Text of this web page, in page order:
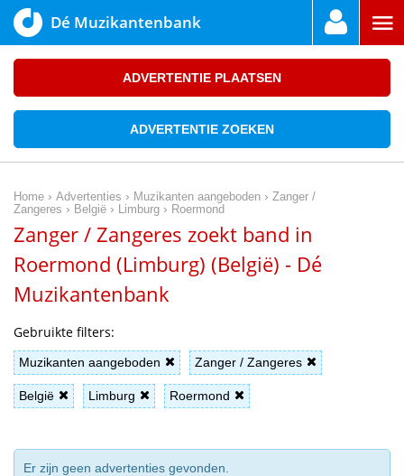
Dé Muzikantenbank
ADVERTENTIE PLAATSEN
ADVERTENTIE ZOEKEN
Home › Advertenties › Muzikanten aangeboden › Zanger /
Zangeres › België › Limburg › Roermond
Zanger / Zangeres zoekt band in
Roermond (Limburg) (België) - Dé
Muzikantenbank
Gebruikte filters:
Muzikanten aangeboden Zanger / Zangeres
België Limburg Roermond
Er zijn geen advertenties gevonden.